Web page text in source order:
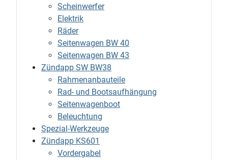
Scheinwerfer
Elektrik
Räder
Seitenwagen BW 40
Seitenwagen BW 43
Zündapp SW BW38
Rahmenanbauteile
Rad- und Bootsaufhängung
Seitenwagenboot
Beleuchtung
Spezial-Werkzeuge
Zündapp KS601
Vordergabel